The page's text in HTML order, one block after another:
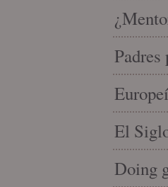
Padres
El
Doing